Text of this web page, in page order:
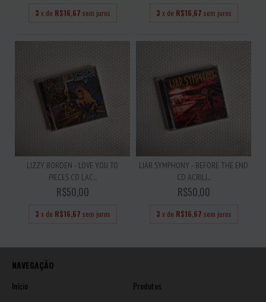
3 x de R$16,67 sem juros 3 x de R$16,67 sem juros
LIZZY BORDEN - LOVE YOU TO
PIECES CD LAC...
R$50,00
3 x de R$16,67 sem juros
LIAR SYMPHONY - BEFORE THE END
CD ACRILI...
R$50,00
3 x de R$16,67 sem juros
NAVEGAÇÃO
Início
Produtos